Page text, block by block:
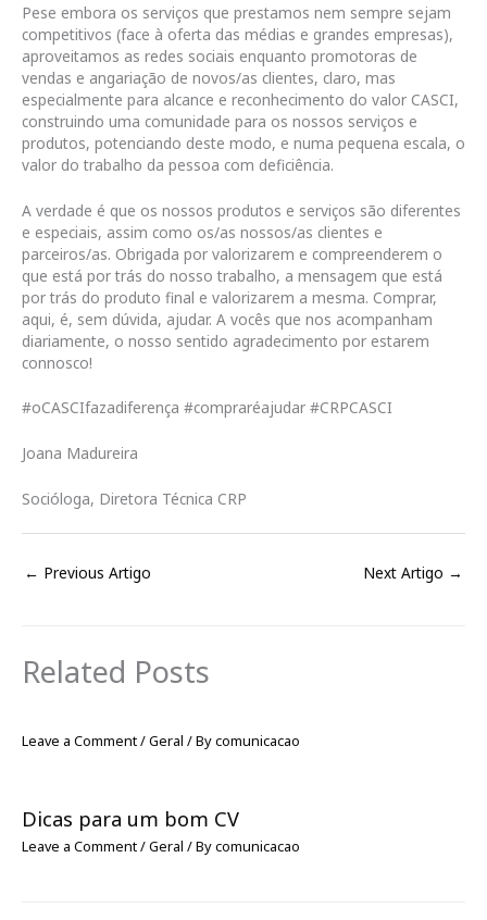
Pese embora os serviços que prestamos nem sempre sejam
competitivos (face à oferta das médias e grandes empresas),
aproveitamos as redes sociais enquanto promotoras de
vendas e angariação de novos/as clientes, claro, mas
especialmente para alcance e reconhecimento do valor CASCI,
construindo uma comunidade para os nossos serviços e
produtos, potenciando deste modo, e numa pequena escala, o
valor do trabalho da pessoa com deficiência.
A verdade é que os nossos produtos e serviços são diferentes
e especiais, assim como os/as nossos/as clientes e
parceiros/as. Obrigada por valorizarem e compreenderem o
que está por trás do nosso trabalho, a mensagem que está
por trás do produto final e valorizarem a mesma. Comprar,
aqui, é, sem dúvida, ajudar. A vocês que nos acompanham
diariamente, o nosso sentido agradecimento por estarem
connosco!
#oCASCIfazadiferença #compraréajudar #CRPCASCI
Joana Madureira
Socióloga, Diretora Técnica CRP
← Previous Artigo Next Artigo →
Related Posts
Leave a Comment/Geral / Bycomunicacao
Dicas para um bom CV
Leave a Comment/Geral / Bycomunicacao